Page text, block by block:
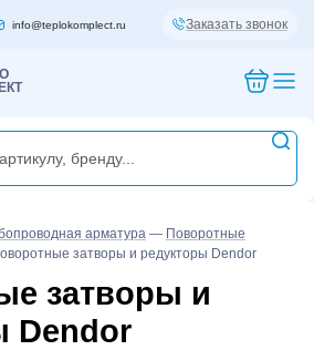
info@teplokomplect.ru Заказать звонок
арматура — Поворотные
затворы и редукторы Dendor
затворы и
Dendor